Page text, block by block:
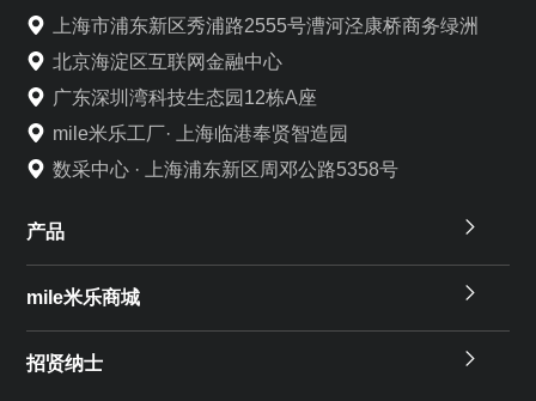
上海市浦东新区秀浦路2555号漕河泾康桥商务绿洲
北京海淀区互联网金融中心
广东深圳湾科技生态园12栋A座
mile米乐工厂· 上海临港奉贤智造园
数采中心 · 上海浦东新区周邓公路5358号
产品
mile米乐商城
招贤纳士